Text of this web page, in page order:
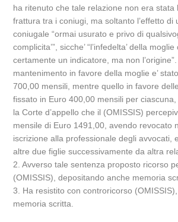
ha ritenuto che tale relazione non era stata
frattura tra i coniugi, ma soltanto l’effetto di
coniugale “ormai usurato e privo di
complicita’”, sicche’ “l’infedelta’ della
certamente un indicatore, ma non l’origine”.
mantenimento in favore della moglie e’
700,00 mensili, mentre quello in favore
fissato in Euro 400,00 mensili per
la Corte d’appello che il (OMISSIS)
mensile di Euro 1491,00, avendo revocato
iscrizione alla professionale degli avvocati,
altre due figlie successivamente da altra
2. Avverso tale sentenza proposto ricorso
(OMISSIS), depositando anche memoria
3. Ha resistito con controricorso
memoria scritta.